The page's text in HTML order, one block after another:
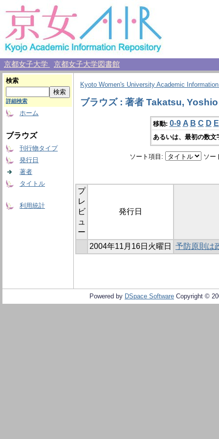
京都女子大学 京都女子大学図書館
検索
詳細検索
ホーム
ブラウズ
刊行物タイプ
発行日
著者
タイトル
利用統計
Kyoto Women's University Academic
ブラウズ : 著者 Takatsu, Yoshio
移動: 0-9 A B C D E
あるいは、最初の数
ソート項目: ソー
プ
レ
ビ
ュ
ー
発行日
2004年11月16日火曜日 予防原則は
Powered by DSpace Software Copyright ©